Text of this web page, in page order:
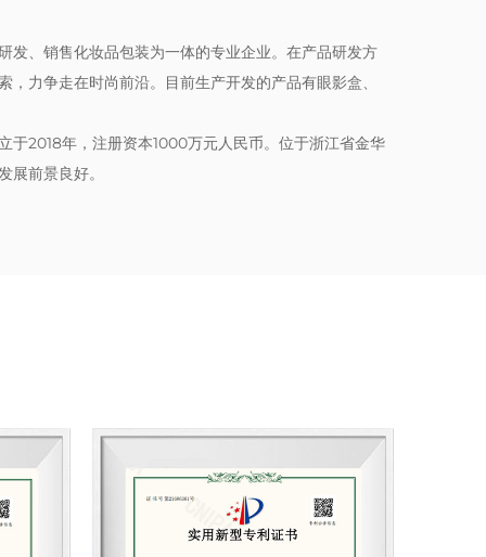
发、销售化妆品包装为一体的专业企业。在产品研发方
力争走在时尚前沿。目前生产开发的产品有眼影盒、
于2018年，注册资本1000万元人民币。位于浙江省金华
展前景良好。